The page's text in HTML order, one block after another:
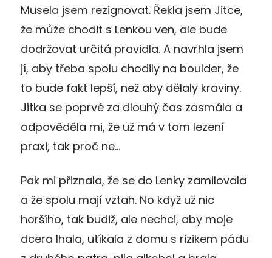
Musela jsem rezignovat. Řekla jsem Jitce,
že může chodit s Lenkou ven, ale bude
dodržovat určitá pravidla. A navrhla jsem
jí, aby třeba spolu chodily na boulder, že
to bude fakt lepší, než aby dělaly kraviny.
Jitka se poprvé za dlouhý čas zasmála a
odpověděla mi, že už má v tom lezení
praxi, tak proč ne…
Pak mi přiznala, že se do Lenky zamilovala
a že spolu mají vztah. No když už nic
horšího, tak budiž, ale nechci, aby moje
dcera lhala, utíkala z domu s rizikem pádu